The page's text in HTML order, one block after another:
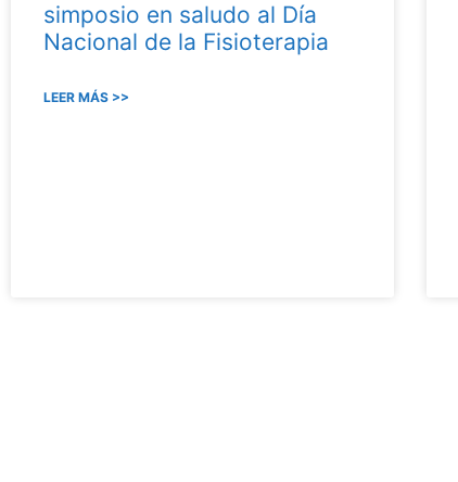
simposio en saludo al Día
Nacional de la Fisioterapia
LEER MÁS >>